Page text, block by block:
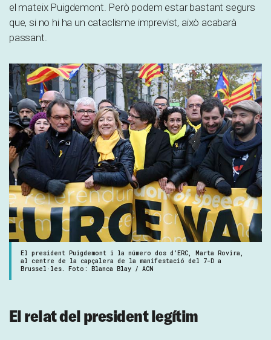
el mateix Puigdemont. Però podem estar bastant segurs
que, si no hi ha un cataclisme imprevist, això acabarà
passant.
El president Puigdemont i la número dos d’ERC, Marta Rovira,
al centre de la capçalera de la manifestació del 7-D a
Brussel·les. Foto: Blanca Blay / ACN
El relat del president legítim